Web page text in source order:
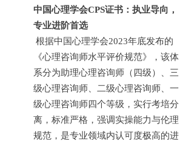
中国心理学会CPS证书：执业导向，
专业进阶首选
根据中国心理学会2023年底发布的
《心理咨询师水平评价规范》，该体
系分为助理心理咨询师（四级）、三
级心理咨询师、二级心理咨询师、一
级心理咨询师四个等级，实行考培分
离，标准严格，强调实操能力与伦理
规范，是专业领域内认可度极高的进